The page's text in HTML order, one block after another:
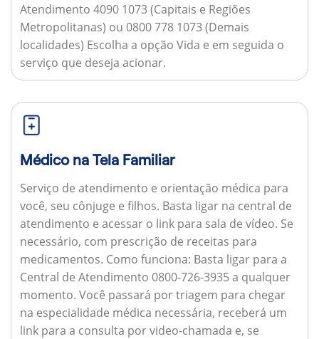
Atendimento 4090 1073 (Capitais e Regiões
Metropolitanas) ou 0800 778 1073 (Demais
localidades) Escolha a opção Vida e em seguida o
serviço que deseja acionar.
Médico na Tela Familiar
Serviço de atendimento e orientação médica para
você, seu cônjuge e filhos. Basta ligar na central de
atendimento e acessar o link para sala de vídeo. Se
necessário, com prescrição de receitas para
medicamentos. Como funciona: Basta ligar para a
Central de Atendimento 0800-726-3935 a qualquer
momento. Você passará por triagem para chegar
na especialidade médica necessária, receberá um
link para a consulta por video-chamada e, se